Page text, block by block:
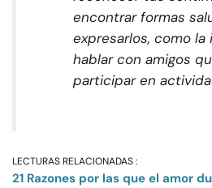
encontrar formas
expresarlos, como
hablar con amigos
participar en
LECTURAS RELACIONADAS :
21 Razones por las que el amor